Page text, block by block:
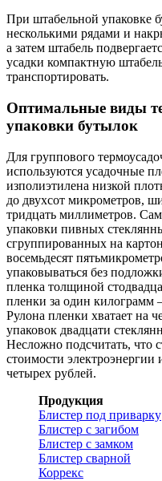
При штабельной упаковке
несколькими рядами и
а затем штабель
усадки компактную
транспортировать.
Оптимальные виды
упаковки бутылок
Для группового
используются усадочные
изполиэтилена низкой
до двухсот микрометров,
тридцать миллиметров.
упаковки пивных
сгруппированных на
восемьдесят
упаковываться без
пленка толщиной
пленки за один килограмм
Рулона пленки хватает на
упаковок двадцати
Несложно подсчитать, что
стоимости электроэнергии
четырех рублей.
Продукция
Блистер под приварку
Блистер с загибом
Блистер с замком
Блистер сварной
Коррекс